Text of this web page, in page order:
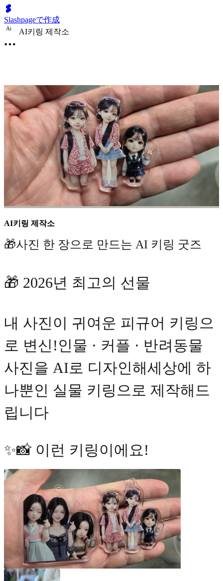
Slashpageで作成
Ai AI키링 제작소
AI키링 제작소
🎁사진 한 장으로 만드는 AI 키링 굿즈
🎁 2026년 최고의 선물
내 사진이 귀여운 피규어 키링으
로 변신!인물 · 커플 · 반려동물
사진을 AI로 디자인해세상에 하
나뿐인 실물 키링으로 제작해드
립니다
✨📸 이런 키링이에요!